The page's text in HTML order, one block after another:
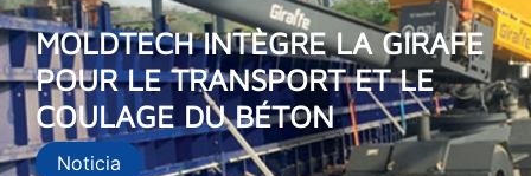
MOLDTECH INTÈGRE LA GIRAFE
POUR LE TRANSPORT ET LE
COULAGE DU BÉTON
Noticia